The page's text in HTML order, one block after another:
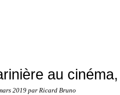
au
2019 par Ricard Bruno